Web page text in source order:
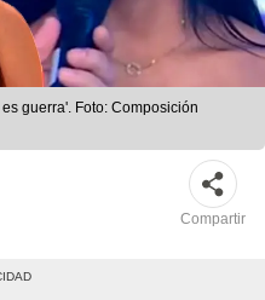
guerra'. Foto: Composición
Compartir